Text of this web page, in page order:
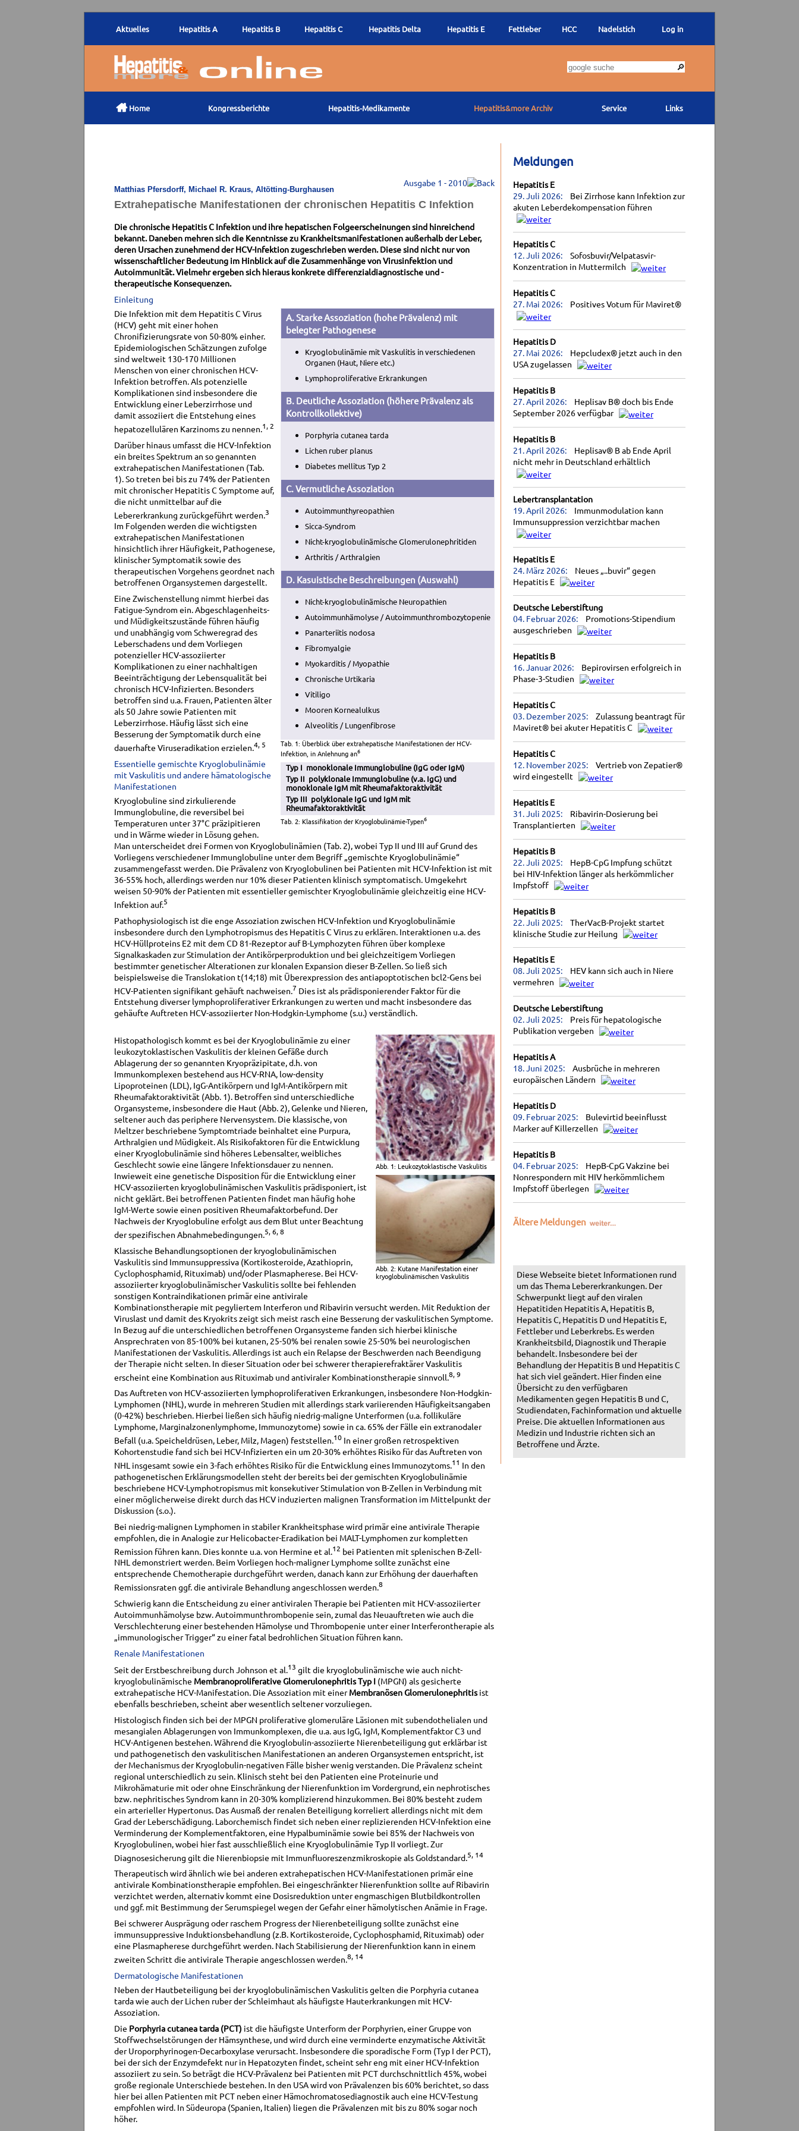
Ausgabe 1 - 2010
Matthias Pfersdorff, Michael R. Kraus, Altötting-Burghausen
Extrahepatische Manifestationen der chronischen Hepatitis C Infektion
Die chronische Hepatitis C Infektion und ihre hepatischen Folgeerscheinungen sind hinreichend
bekannt. Daneben mehren sich die Kenntnisse zu Krankheitsmanifestationen außerhalb der Leber,
deren Ursachen zunehmend der HCV-Infektion zugeschrieben werden. Diese sind nicht nur von
wissenschaftlicher Bedeutung im Hinblick auf die Zusammenhänge von Virusinfektion und
Autoimmunität. Vielmehr ergeben sich hieraus konkrete differenzialdiagnostische und -
therapeutische Konsequenzen.
Einleitung
A. Starke Assoziation (hohe Prävalenz) mit
belegter Pathogenese
Kryoglobulinämie mit Vaskulitis in verschiedenen
Organen (Haut, Niere etc.)
Lymphoproliferative Erkrankungen
B. Deutliche Assoziation (höhere Prävalenz als
Kontrollkollektive)
Porphyria cutanea tarda
Lichen ruber planus
Diabetes mellitus Typ 2
C. Vermutliche Assoziation
Autoimmunthyreopathien
Sicca-Syndrom
Nicht-kryoglobulinämische Glomerulonephritiden
Arthritis / Arthralgien
D. Kasuistische Beschreibungen (Auswahl)
Nicht-kryoglobulinämische Neuropathien
Autoimmunhämolyse / Autoimmunthrombozytopenie
Panarteriitis nodosa
Fibromyalgie
Myokarditis / Myopathie
Chronische Urtikaria
Vitiligo
Mooren Kornealulkus
Alveolitis / Lungenfibrose
Tab. 1: Überblick über extrahepatische Manifestationen der HCV-
Infektion, in Anlehnung an6
Typ I monoklonale Immunglobuline (IgG oder IgM)
Typ II polyklonale Immunglobuline (v.a. IgG) und
monoklonale IgM mit Rheumafaktoraktivität
Typ III polyklonale IgG und IgM mit
Rheumafaktoraktivität
Tab. 2: Klassifikation der Kryoglobulinämie-Typen6
Die Infektion mit dem Hepatitis C Virus
(HCV) geht mit einer hohen
Chronifizierungsrate von 50-80% einher.
Epidemiologischen Schätzungen zufolge
sind weltweit 130-170 Millionen
Menschen von einer chronischen HCV-
Infektion betroffen. Als potenzielle
Komplikationen sind insbesondere die
Entwicklung einer Leberzirrhose und
damit assoziiert die Entstehung eines
hepatozellulären Karzinoms zu nennen. 1, 2
Darüber hinaus umfasst die HCV-Infektion
ein breites Spektrum an so genannten
extrahepatischen Manifestationen (Tab.
1). So treten bei bis zu 74% der Patienten
mit chronischer Hepatitis C Symptome auf,
die nicht unmittelbar auf die
Lebererkrankung zurückgeführt werden. 3
Im Folgenden werden die wichtigsten
extrahepatischen Manifestationen
hinsichtlich ihrer Häufigkeit, Pathogenese,
klinischer Symptomatik sowie des
therapeutischen Vorgehens geordnet nach
betroffenen Organsystemen dargestellt.
Eine Zwischenstellung nimmt hierbei das
Fatigue-Syndrom ein. Abgeschlagenheits-
und Müdigkeitszustände führen häufig
und unabhängig vom Schweregrad des
Leberschadens und dem Vorliegen
potenzieller HCV-assoziierter
Komplikationen zu einer nachhaltigen
Beeinträchtigung der Lebensqualität bei
chronisch HCV-Infizierten. Besonders
betroffen sind u.a. Frauen, Patienten älter
als 50 Jahre sowie Patienten mit
Leberzirrhose. Häufig lässt sich eine
Besserung der Symptomatik durch eine
dauerhafte Viruseradikation erzielen.4, 5
Essentielle gemischte Kryoglobulinämie
mit Vaskulitis und andere hämatologische
Manifestationen
Kryoglobuline sind zirkulierende
Immunglobuline, die reversibel bei
Temperaturen unter 37°C präzipitieren
und in Wärme wieder in Lösung gehen.
Man unterscheidet drei Formen von Kryoglobulinämien (Tab. 2), wobei Typ II und III auf Grund des
Vorliegens verschiedener Immunglobuline unter dem Begriff „gemischte Kryoglobulinämie“
zusammengefasst werden. Die Prävalenz von Kryoglobulinen bei Patienten mit HCV-Infektion ist mit
36-55% hoch, allerdings werden nur 10% dieser Patienten klinisch symptomatisch. Umgekehrt
weisen 50-90% der Patienten mit essentieller gemischter Kryoglobulinämie gleichzeitig eine HCV-
Infektion auf.5
Pathophysiologisch ist die enge Assoziation zwischen HCV-Infektion und Kryoglobulinämie
insbesondere durch den Lymphotropismus des Hepatitis C Virus zu erklären. Interaktionen u.a. des
HCV-Hüllproteins E2 mit dem CD 81-Rezeptor auf B-Lymphozyten führen über komplexe
Signalkaskaden zur Stimulation der Antikörperproduktion und bei gleichzeitigem Vorliegen
bestimmter genetischer Alterationen zur klonalen Expansion dieser B-Zellen. So ließ sich
beispielsweise die Translokation t(14;18) mit Überexpression des antiapoptotischen bcl2-Gens bei
HCV-Patienten signifikant gehäuft nachweisen. 7 Dies ist als prädisponierender Faktor für die
Entstehung diverser lymphoproliferativer Erkrankungen zu werten und macht insbesondere das
gehäufte Auftreten HCV-assoziierter Non-Hodgkin-Lymphome (s.u.) verständlich.
Abb. 1: Leukozytoklastische Vaskulitis
Abb. 2: Kutane Manifestation einer
kryoglobulinämischen Vaskulitis
Histopathologisch kommt es bei der Kryoglobulinämie zu einer
leukozytoklastischen Vaskulitis der kleinen Gefäße durch
Ablagerung der so genannten Kryopräzipitate, d.h. von
Immunkomplexen bestehend aus HCV-RNA, low-density
Lipoproteinen (LDL), IgG-Antikörpern und IgM-Antikörpern mit
Rheumafaktoraktivität (Abb. 1). Betroffen sind unterschiedliche
Organsysteme, insbesondere die Haut (Abb. 2), Gelenke und Nieren,
seltener auch das periphere Nervensystem. Die klassische, von
Meltzer beschriebene Symptomtriade beinhaltet eine Purpura,
Arthralgien und Müdigkeit. Als Risikofaktoren für die Entwicklung
einer Kryoglobulinämie sind höheres Lebensalter, weibliches
Geschlecht sowie eine längere Infektionsdauer zu nennen.
Inwieweit eine genetische Disposition für die Entwicklung einer
HCV-assoziierten kryoglobulinämischen Vaskulitis prädisponiert, ist
nicht geklärt. Bei betroffenen Patienten findet man häufig hohe
IgM-Werte sowie einen positiven Rheumafaktorbefund. Der
Nachweis der Kryoglobuline erfolgt aus dem Blut unter Beachtung
der spezifischen Abnahmebedingungen.5, 6, 8
Klassische Behandlungsoptionen der kryoglobulinämischen
Vaskulitis sind Immunsuppressiva (Kortikosteroide, Azathioprin,
Cyclophosphamid, Rituximab) und/oder Plasmapherese. Bei HCV-
assoziierter kryoglobulinämischer Vaskulitis sollte bei fehlenden
sonstigen Kontraindikationen primär eine antivirale
Kombinationstherapie mit pegyliertem Interferon und Ribavirin versucht werden. Mit Reduktion der
Viruslast und damit des Kryokrits zeigt sich meist rasch eine Besserung der vaskulitischen Symptome.
In Bezug auf die unterschiedlichen betroffenen Organsysteme fanden sich hierbei klinische
Ansprechraten von 85-100% bei kutanen, 25-50% bei renalen sowie 25-50% bei neurologischen
Manifestationen der Vaskulitis. Allerdings ist auch ein Relapse der Beschwerden nach Beendigung
der Therapie nicht selten. In dieser Situation oder bei schwerer therapierefraktärer Vaskulitis
erscheint eine Kombination aus Rituximab und antiviraler Kombinationstherapie sinnvoll. 8, 9
Das Auftreten von HCV-assoziierten lymphoproliferativen Erkrankungen, insbesondere Non-Hodgkin-
Lymphomen (NHL), wurde in mehreren Studien mit allerdings stark variierenden Häufigkeitsangaben
(0-42%) beschrieben. Hierbei ließen sich häufig niedrig-maligne Unterformen (u.a. follikuläre
Lymphome, Marginalzonenlymphome, Immunozytome) sowie in ca. 65% der Fälle ein extranodaler
Befall (u.a. Speicheldrüsen, Leber, Milz, Magen) feststellen.10 In einer großen retrospektiven
Kohortenstudie fand sich bei HCV-Infizierten ein um 20-30% erhöhtes Risiko für das Auftreten von
NHL insgesamt sowie ein 3-fach erhöhtes Risiko für die Entwicklung eines Immunozytoms.11 In den
pathogenetischen Erklärungsmodellen steht der bereits bei der gemischten Kryoglobulinämie
beschriebene HCV-Lymphotropismus mit konsekutiver Stimulation von B-Zellen in Verbindung mit
einer möglicherweise direkt durch das HCV induzierten malignen Transformation im Mittelpunkt der
Diskussion (s.o.).
Bei niedrig-malignen Lymphomen in stabiler Krankheitsphase wird primär eine antivirale Therapie
empfohlen, die in Analogie zur Helicobacter-Eradikation bei MALT-Lymphomen zur kompletten
Remission führen kann. Dies konnte u.a. von Hermine et al. 12 bei Patienten mit splenischen B-Zell-
NHL demonstriert werden. Beim Vorliegen hoch-maligner Lymphome sollte zunächst eine
entsprechende Chemotherapie durchgeführt werden, danach kann zur Erhöhung der dauerhaften
Remissionsraten ggf. die antivirale Behandlung angeschlossen werden.8
Schwierig kann die Entscheidung zu einer antiviralen Therapie bei Patienten mit HCV-assoziierter
Autoimmunhämolyse bzw. Autoimmunthrombopenie sein, zumal das Neuauftreten wie auch die
Verschlechterung einer bestehenden Hämolyse und Thrombopenie unter einer Interferontherapie als
„immunologischer Trigger“ zu einer fatal bedrohlichen Situation führen kann.
Renale Manifestationen
Seit der Erstbeschreibung durch Johnson et al.13 gilt die kryoglobulinämische wie auch nicht-
kryoglobulinämische Membranoproliferative Glomerulonephritis Typ I (MPGN) als gesicherte
extrahepatische HCV-Manifestation. Die Assoziation mit einerMembranösen Glomerulonephritisist
ebenfalls beschrieben, scheint aber wesentlich seltener vorzuliegen.
Histologisch finden sich bei der MPGN proliferative glomeruläre Läsionen mit subendothelialen und
mesangialen Ablagerungen von Immunkomplexen, die u.a. aus IgG, IgM, Komplementfaktor C3 und
HCV-Antigenen bestehen. Während die Kryoglobulin-assoziierte Nierenbeteiligung gut erklärbar ist
und pathogenetisch den vaskulitischen Manifestationen an anderen Organsystemen entspricht, ist
der Mechanismus der Kryoglobulin-negativen Fälle bisher wenig verstanden. Die Prävalenz scheint
regional unterschiedlich zu sein. Klinisch steht bei den Patienten eine Proteinurie und
Mikrohämaturie mit oder ohne Einschränkung der Nierenfunktion im Vordergrund, ein nephrotisches
bzw. nephritisches Syndrom kann in 20-30% komplizierend hinzukommen. Bei 80% besteht zudem
ein arterieller Hypertonus. Das Ausmaß der renalen Beteiligung korreliert allerdings nicht mit dem
Grad der Leberschädigung. Laborchemisch findet sich neben einer replizierenden HCV-Infektion eine
Verminderung der Komplementfaktoren, eine Hypalbuminämie sowie bei 85% der Nachweis von
Kryoglobulinen, wobei hier fast ausschließlich eine Kryoglobulinämie Typ II vorliegt. Zur
Diagnosesicherung gilt die Nierenbiopsie mit Immunfluoreszenzmikroskopie als Goldstandard. 5, 14
Therapeutisch wird ähnlich wie bei anderen extrahepatischen HCV-Manifestationen primär eine
antivirale Kombinationstherapie empfohlen. Bei eingeschränkter Nierenfunktion sollte auf Ribavirin
verzichtet werden, alternativ kommt eine Dosisreduktion unter engmaschigen Blutbildkontrollen
und ggf. mit Bestimmung der Serumspiegel wegen der Gefahr einer hämolytischen Anämie in Frage.
Bei schwerer Ausprägung oder raschem Progress der Nierenbeteiligung sollte zunächst eine
immunsuppressive Induktionsbehandlung (z.B. Kortikosteroide, Cyclophosphamid, Rituximab) oder
eine Plasmapherese durchgeführt werden. Nach Stabilisierung der Nierenfunktion kann in einem
zweiten Schritt die antivirale Therapie angeschlossen werden.8, 14
Dermatologische Manifestationen
Neben der Hautbeteiligung bei der kryoglobulinämischen Vaskulitis gelten die Porphyria cutanea
tarda wie auch der Lichen ruber der Schleimhaut als häufigste Hauterkrankungen mit HCV-
Assoziation.
Die Porphyria cutanea tarda (PCT) ist die häufigste Unterform der Porphyrien, einer Gruppe von
Stoffwechselstörungen der Hämsynthese, und wird durch eine verminderte enzymatische Aktivität
der Uroporphyrinogen-Decarboxylase verursacht. Insbesondere die sporadische Form (Typ I der PCT),
bei der sich der Enzymdefekt nur in Hepatozyten findet, scheint sehr eng mit einer HCV-Infektion
assoziiert zu sein. So beträgt die HCV-Prävalenz bei Patienten mit PCT durchschnittlich 45%, wobei
große regionale Unterschiede bestehen. In den USA wird von Prävalenzen bis 60% berichtet, so dass
hier bei allen Patienten mit PCT neben einer Hämochromatosediagnostik auch eine HCV-Testung
empfohlen wird. In Südeuropa (Spanien, Italien) liegen die Prävalenzen mit bis zu 80% sogar noch
höher.
Meldungen
Hepatitis E
29. Juli 2026:
Bei Zirrhose kann Infektion zur
akuten Leberdekompensation führen
Hepatitis C
12. Juli 2026:
Sofosbuvir/Velpatasvir-
Konzentration in Muttermilch
Hepatitis C
27. Mai 2026:
Positives Votum für Maviret®
Hepatitis D
27. Mai 2026:
Hepcludex® jetzt auch in den
USA zugelassen
Hepatitis B
27. April 2026:
Heplisav B® doch bis Ende
September 2026 verfügbar
Hepatitis B
21. April 2026:
Heplisav® B ab Ende April
nicht mehr in Deutschland erhältlich
Lebertransplantation
19. April 2026:
Immunmodulation kann
Immunsuppression verzichtbar machen
Hepatitis E
24. März 2026:
Neues „..buvir“ gegen
Hepatitis E
Deutsche Leberstiftung
04. Februar 2026:
Promotions-Stipendium
ausgeschrieben
Hepatitis B
16. Januar 2026:
Bepirovirsen erfolgreich in
Phase-3-Studien
Hepatitis C
03. Dezember 2025:
Zulassung beantragt für
Maviret® bei akuter Hepatitis C
Hepatitis C
12. November 2025:
Vertrieb von Zepatier®
wird eingestellt
Hepatitis E
31. Juli 2025:
Ribavirin-Dosierung bei
Transplantierten
Hepatitis B
22. Juli 2025:
HepB-CpG Impfung schützt
bei HIV-Infektion länger als herkömmlicher
Impfstoff
Hepatitis B
22. Juli 2025:
TherVacB-Projekt startet
klinische Studie zur Heilung
Hepatitis E
08. Juli 2025:
HEV kann sich auch in Niere
vermehren
Deutsche Leberstiftung
02. Juli 2025:
Preis für hepatologische
Publikation vergeben
Hepatitis A
18. Juni 2025:
Ausbrüche in mehreren
europäischen Ländern
Hepatitis D
09. Februar 2025:
Bulevirtid beeinflusst
Marker auf Killerzellen
Hepatitis B
04. Februar 2025:
HepB-CpG Vakzine bei
Nonrespondern mit HIV herkömmlichem
Impfstoff überlegen
Ältere Meldungen
Diese Webseite bietet Informationen rund
um das Thema Lebererkrankungen. Der
Schwerpunkt liegt auf den viralen
Hepatitiden Hepatitis A, Hepatitis B,
Hepatitis C, Hepatitis D und Hepatitis E,
Fettleber und Leberkrebs. Es werden
Krankheitsbild, Diagnostik und Therapie
behandelt. Insbesondere bei der
Behandlung der Hepatitis B und Hepatitis C
hat sich viel geändert. Hier finden eine
Übersicht zu den verfügbaren
Medikamenten gegen Hepatitis B und C,
Studiendaten, Fachinformation und aktuelle
Preise. Die aktuellen Informationen aus
Medizin und Industrie richten sich an
Betroffene und Ärzte.
Aktuelles Hepatitis A Hepatitis B Hepatitis C Hepatitis Delta Hepatitis E Fettleber HCC Nadelstich Log in
Home Kongressberichte Hepatitis-Medikamente Hepatitis&more Archiv Service Links